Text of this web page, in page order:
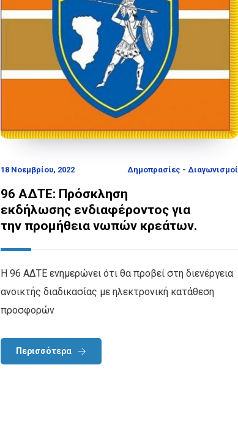
18 Νοεμβρίου, 2022 Δημοπρασίες - Διαγωνισμοί
96 ΑΔΤΕ: Πρόσκληση
εκδήλωσης ενδιαφέροντος για
την προμήθεια νωπών κρεάτων.
Η 96 ΑΔΤΕ ενημερώνει ότι θα προβεί στη διενέργεια
ανοικτής διαδικασίας με ηλεκτρονική κατάθεση
προσφορών
Περισσότερα